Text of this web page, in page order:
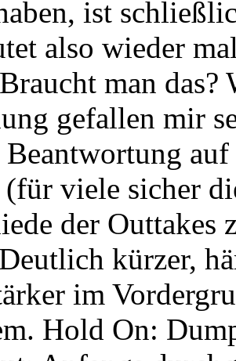
ist
also wieder
man das?
gefallen mir
viele sicher
der Outtakes
kürzer,
im
Hold On: